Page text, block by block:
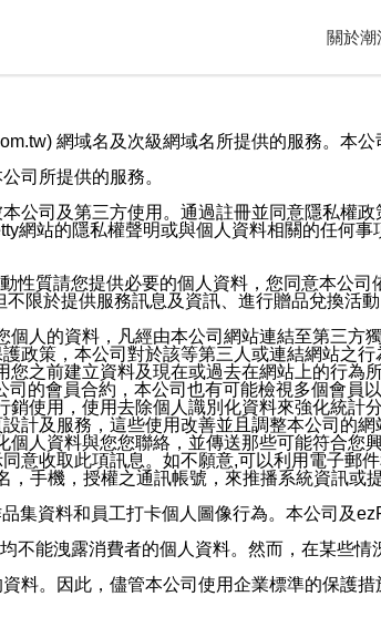
關於潮
網域名及次級網域名所提供的服務。本
司所提供的服務。
公司及第三方使用。通過註冊並同意隱私權
站的隱私權聲明或與個人資料相關的任何事
質請您提供必要的個人資料，您同意本公司
限於提供服務訊息及資訊、進行贈品兌換活
人的資料，凡經由本公司網站連結至第三方
政策，本公司對於該等第三人或連結網站之行
之前建立資料及現在或過去在網站上的行為
的會員合約，本公司也有可能檢視多個會員
使用，使用去除個人識別化資料來強化統計
及服務，這些使用改善並且調整本公司的網
人資料與您您聯絡，並傳送那些可能符合您
收取此項訊息。如不願意,可以利用電子郵
手機，授權之通訊帳號，來推播系統資訊或
資料和員工打卡個人圖像行為。本公司及
能洩露消費者的個人資料。然而，在某些
料。因此，儘管本公司使用企業標準的保護